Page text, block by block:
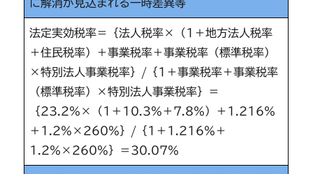
に解消が見込まれる一時差異等
法定実効税率＝｛法人税率×（1＋地方法人税率
＋住民税率）＋事業税率＋事業税率（標準税率）
×特別法人事業税率｝/｛1＋事業税率＋事業税率
（標準税率）×特別法人事業税率｝＝
｛23.2％×（1＋10.3％＋7.8％）＋1.216％
＋1.2％×260％｝/｛1＋1.216％＋
1.2％×260％｝＝30.07％